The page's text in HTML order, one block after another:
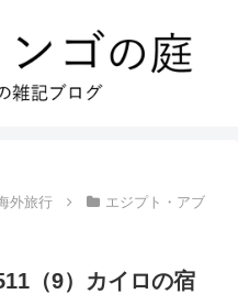
外旅行
エジプト・アブ
（9）カイロの宿